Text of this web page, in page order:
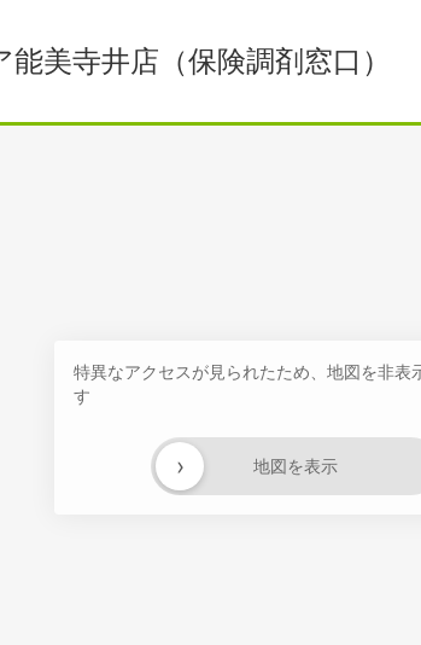
美寺井店（保険調剤窓口）
特異なアクセスが見られたため、地図を非表
す
地図を表示
›